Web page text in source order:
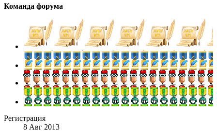
Команда форума
Регистрация
8 Авг 2013